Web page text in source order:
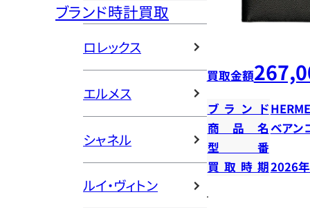
ブランド時計買取
ロレックス
エルメス
シャネル
ルイ・ヴィトン
買取金額
ブランド
商品名ベアン
型番
買取時期2026